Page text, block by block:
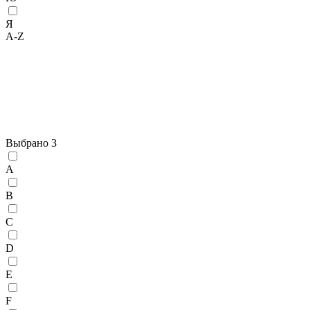
Я
A-Z
Выбрано 3
A
B
C
D
E
F